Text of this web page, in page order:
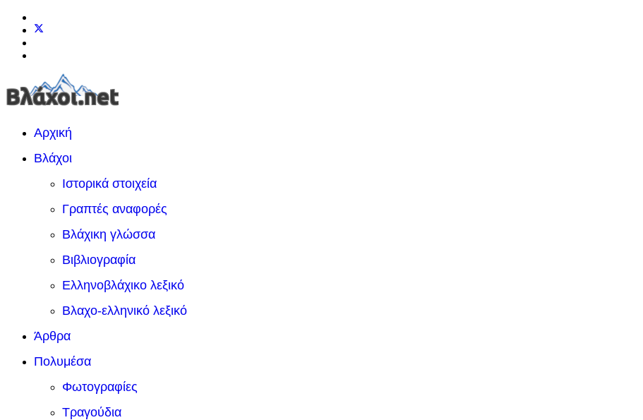
Αρχική
Βλάχοι
Ιστορικά στοιχεία
Γραπτές αναφορές
Βλάχικη γλώσσα
Βιβλιογραφία
Ελληνοβλάχικο λεξικό
Βλαχο-ελληνικό λεξικό
Άρθρα
Πολυμέσα
Φωτογραφίες
Τραγούδια